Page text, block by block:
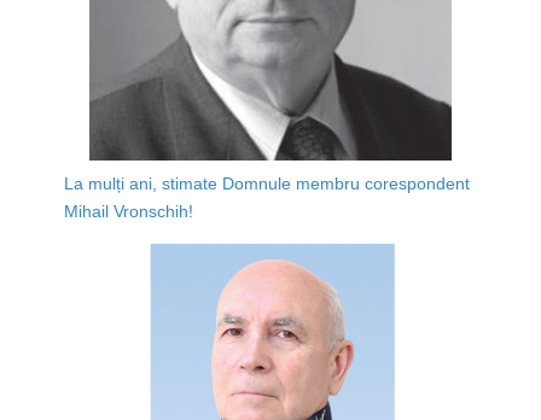
La mulți ani, stimate Domnule membru corespondent
Mihail Vronschih!